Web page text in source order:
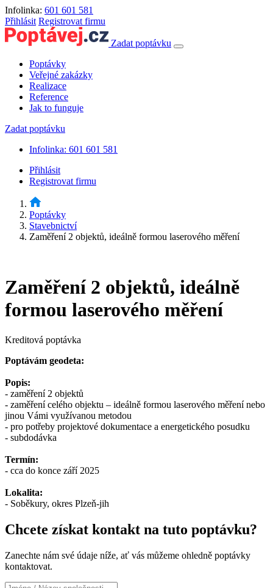
Infolinka: 601 601 581
Přihlásit Registrovat firmu
Zadat poptávku
Poptávky
Veřejné zakázky
Realizace
Reference
Jak to funguje
Zadat poptávku
Infolinka: 601 601 581
Přihlásit
Registrovat firmu
Poptávky
Stavebnictví
Zaměření 2 objektů, ideálně formou laserového měření
Zaměření 2 objektů, ideálně
formou laserového měření
Kreditová poptávka
Poptávám geodeta:
Popis:
- zaměření 2 objektů
- zaměření celého objektu – ideálně formou laserového měření nebo
jinou Vámi využívanou metodou
- pro potřeby projektové dokumentace a energetického posudku
- subdodávka
Termín:
- cca do konce září 2025
Lokalita:
- Soběkury, okres Plzeň-jih
Chcete získat kontakt na tuto poptávku?
Zanechte nám své údaje níže, ať vás můžeme ohledně poptávky
kontaktovat.